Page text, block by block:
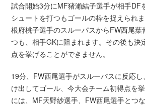
試合開始3分にMF猪瀨結子選手が相手DF
シュートを打つもゴールの枠を捉えられ
根府桃子選手のスルーパスからFW西尾
つも、相手GKに阻まれます。その後も決
点を挙げることができません。
19分、FW西尾選手がスルーパスに反応
け出してゴール、今大会チーム初得点を
には、MF天野紗選手、FW西尾選手とつ